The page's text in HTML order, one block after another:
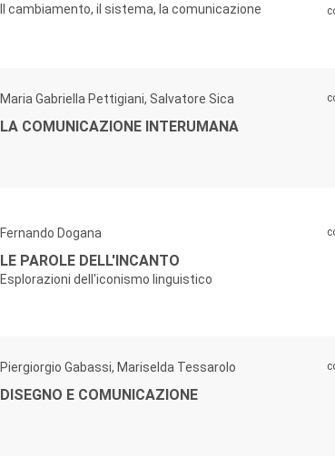
Il cambiamento, il sistema, la comunicazione
Maria Gabriella Pettigiani, Salvatore Sica
LA COMUNICAZIONE INTERUMANA
Fernando Dogana
LE PAROLE DELL'INCANTO
Esplorazioni dell'iconismo linguistico
Piergiorgio Gabassi, Mariselda Tessarolo
DISEGNO E COMUNICAZIONE